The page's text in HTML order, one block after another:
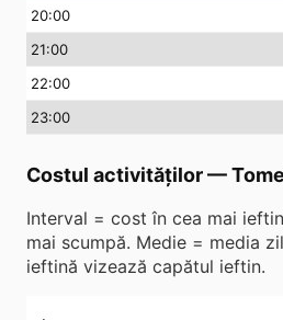
20:00
21:00
22:00
23:00
Costul activităților—
Interval = cost în cea mai
mai scumpă. Medie = media
ieftină vizează capătul ieftin.